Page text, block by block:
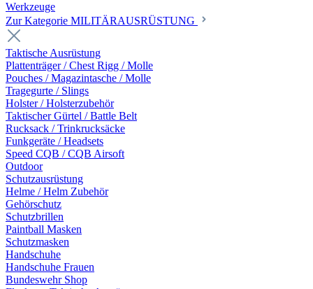
Werkzeuge
Zur Kategorie MILITÄRAUSRÜSTUNG
Taktische Ausrüstung
Plattenträger / Chest Rigg / Molle
Pouches / Magazintasche / Molle
Tragegurte / Slings
Holster / Holsterzubehör
Taktischer Gürtel / Battle Belt
Rucksack / Trinkrucksäcke
Funkgeräte / Headsets
Speed CQB / CQB Airsoft
Outdoor
Schutzausrüstung
Helme / Helm Zubehör
Gehörschutz
Schutzbrillen
Paintball Masken
Schutzmasken
Handschuhe
Handschuhe Frauen
Bundeswehr Shop